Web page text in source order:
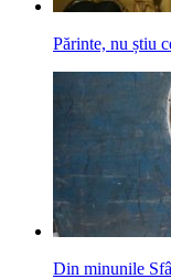
Părinte, nu știu
Din minunile